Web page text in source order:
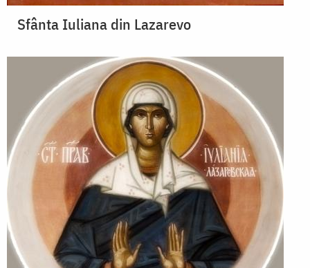
Sfânta Iuliana din Lazarevo